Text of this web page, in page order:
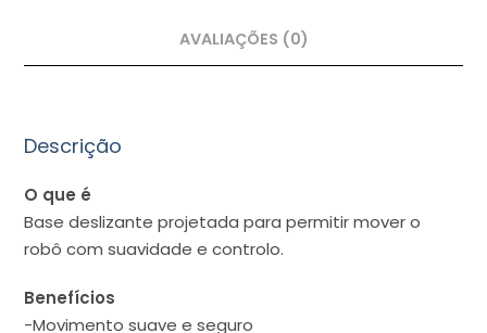
AVALIAÇÕES (0)
Descrição
O que é
Base deslizante projetada para permitir mover o
robô com suavidade e controlo.
Benefícios
-Movimento suave e seguro